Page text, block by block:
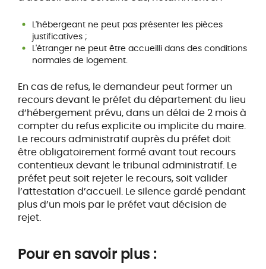
L'hébergeant ne peut pas présenter les pièces
justificatives ;
L'étranger ne peut être accueilli dans des conditions
normales de logement.
En cas de refus, le demandeur peut former un
recours devant le préfet du département du lieu
d’hébergement prévu, dans un délai de 2 mois à
compter du refus explicite ou implicite du maire.
Le recours administratif auprès du préfet doit
être obligatoirement formé avant tout recours
contentieux devant le tribunal administratif. Le
préfet peut soit rejeter le recours, soit valider
l’attestation d’accueil. Le silence gardé pendant
plus d’un mois par le préfet vaut décision de
rejet.
Pour en savoir plus :